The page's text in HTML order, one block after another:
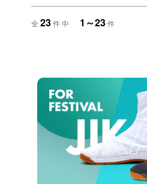
全 23件 中 1～23件